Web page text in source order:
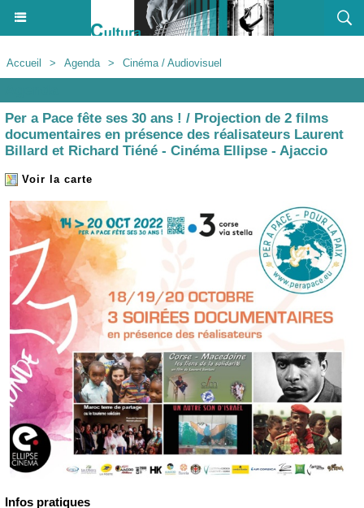
Accueil > Agenda > Cinéma / Audiovisuel
Per a Pace fête ses 30 ans ! / Projection de 2 films
documentaires en présence des réalisateurs Laurent
Billard et Richard Tiéné - Cinéma Ellipse - Ajaccio
Voir la carte
Infos pratiques